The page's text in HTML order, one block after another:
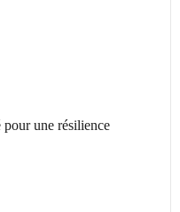
une résilience